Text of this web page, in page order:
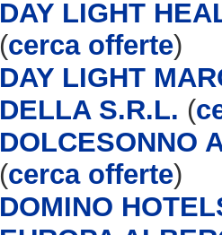
DAY LIGHT
(cerca offerte)
DAY LIGHT
DELLA S.R.L. (
DOLCESONNO
(cerca offerte)
DOMINO